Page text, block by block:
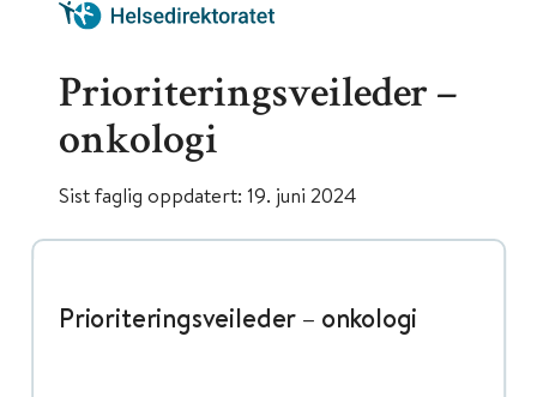
Prioriteringsveileder –
onkologi
Sist faglig oppdatert: 19. juni 2024
Prioriteringsveileder – onkologi